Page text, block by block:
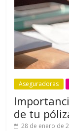
Aseguradoras
de tu
28 de enero de